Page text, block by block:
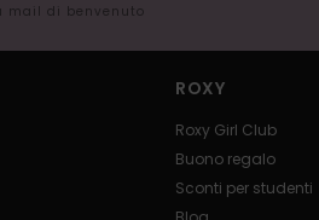
mail di benvenuto
ROXY
Roxy Girl Club
Buono regalo
Sconti per studenti